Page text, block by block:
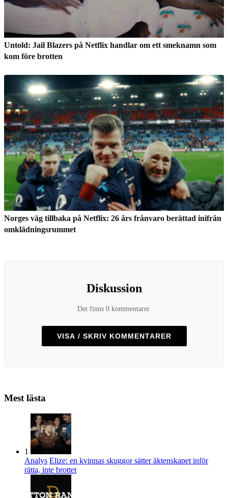
Untold: Jail Blazers på Netflix handlar om ett smeknamn som
kom före brotten
Norges väg tillbaka på Netflix: 26 års frånvaro berättad inifrån
omklädningsrummet
Diskussion
Det finns 0 kommentarer.
VISA / SKRIV KOMMENTARER
Mest lästa
1
Analys Elize: en kvinnas skuggor sätter äktenskapet inför
rätta, inte brottet